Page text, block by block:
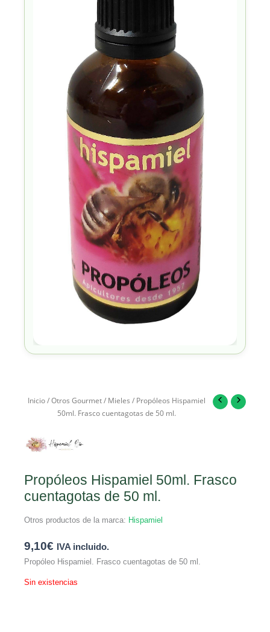
Inicio/Otros Gourmet/ Mieles / Propóleos Hispamiel
50ml. Frasco cuentagotas de 50 ml.
Propóleos Hispamiel 50ml. Frasco
cuentagotas de 50 ml.
Otros productos de la marca: Hispamiel
9,10€ IVA incluido.
Propóleo Hispamiel. Frasco cuentagotas de 50 ml.
Sin existencias